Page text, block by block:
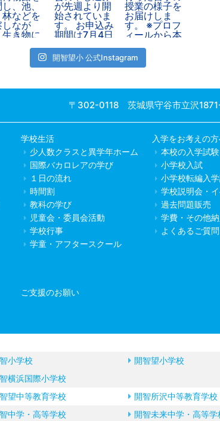
開智望小 公式Instagram
〒302-0118 茨城県守谷市立沢
学校生活
少人数クラスと異学年ホーム
国際バカロレアの学び
１日の流れ
時間割
教科の学び
児童会・委員会活動
学校行事
学童・アフタースクール
入学をお考えの
本校の入学試
小学校入試
小学校転編入
学校説明会・
過去問題販売
学費・その他
よくあるご質問
ご支援のお願い
小学校 開智望小学校
横浜国際小学校
望中等教育学校
開智所沢中等教育学校
中学・高等学校 開智未来中学・高等学